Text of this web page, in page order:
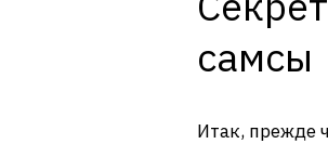
самсы
Итак, прежде